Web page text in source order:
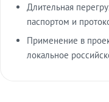
Длительная
паспортом и
Применение в
локальное